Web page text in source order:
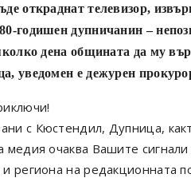
откраднат телевизор,
годишен дупничанин –
дена общината да му
уведомен е дежурен
с Кюстендил, Дупница,
очаква Вашите
региона на редакционната